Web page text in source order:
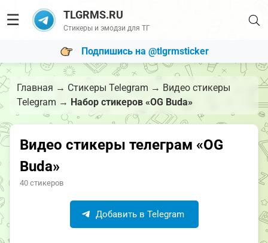
☰ TLGRMS.RU
Стикеры и эмодзи для ТГ
Подпишись на @tlgrmsticker
Главная → Стикеры Telegram → Видео стикеры
Telegram → Набор стикеров «OG Buda»
Видео стикеры телеграм «OG
Buda»
40 стикеров
Добавить в Telegram